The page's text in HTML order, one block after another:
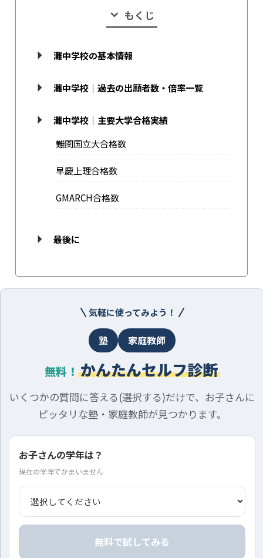
もくじ
灘中学校の基本情報
灘中学校｜過去の出願者数・倍率一覧
灘中学校｜主要大学合格実績
難関国立大合格数
早慶上理合格数
GMARCH合格数
最後に
気軽に使ってみよう！
塾 家庭教師
無料！ かんたんセルフ診断
いくつかの質問に答える(選択する)だけで、お子さんに
ピッタリな塾・家庭教師が見つかります。
お子さんの学年は？
現在の学年でかまいません
無料で試してみる